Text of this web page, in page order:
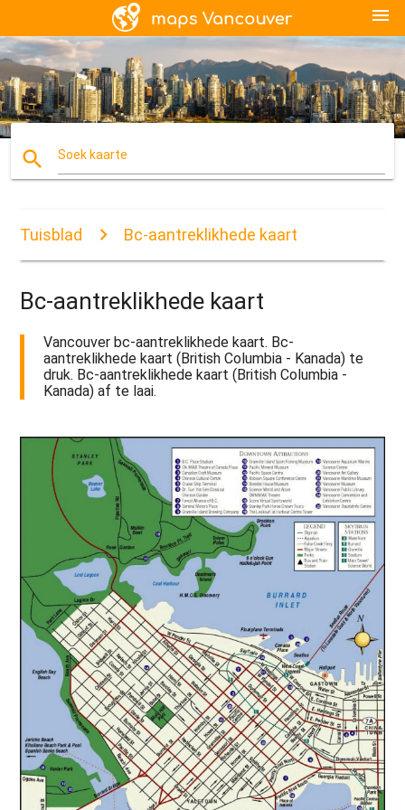
menu
search Soek kaarte
Tuisblad Bc-aantreklikhede kaart
Bc-aantreklikhede kaart
Vancouver bc-aantreklikhede kaart. Bc-
aantreklikhede kaart (British Columbia - Kanada) te
druk. Bc-aantreklikhede kaart (British Columbia -
Kanada) af te laai.